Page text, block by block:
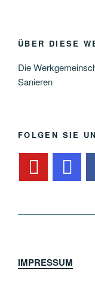
ÜBER DIESE
Die
Sanieren
FOLGEN SIE
IMPRESSUM